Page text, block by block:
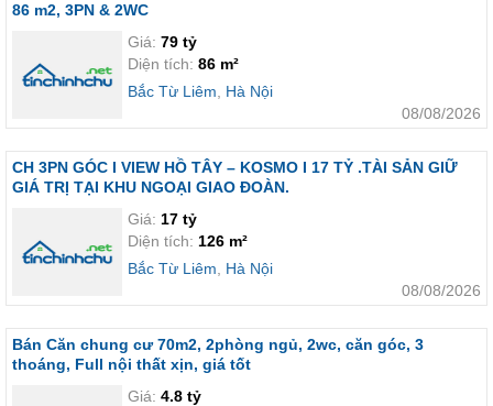
86 m2, 3PN & 2WC
Giá: 79 tỷ
Diện tích: 86 m²
Bắc Từ Liêm
Hà Nội
08/08/2026
CH 3PN GÓC I VIEW HỒ TÂY – KOSMO I 17 TỶ .TÀI SẢN GIỮ
GIÁ TRỊ TẠI KHU NGOẠI GIAO ĐOÀN.
Giá: 17 tỷ
Diện tích: 126 m²
Bắc Từ Liêm
Hà Nội
08/08/2026
Bán Căn chung cư 70m2, 2phòng ngủ, 2wc, căn góc, 3
thoáng, Full nội thất xịn, giá tốt
Giá: 4.8 tỷ